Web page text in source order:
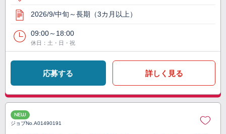
2026/9/中旬～長期（3カ月以上）
09:00～18:00
休日：土・日・祝
応募する 詳しく見る
NEW
ジョブNo.A01490191